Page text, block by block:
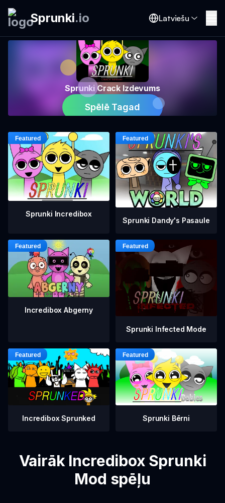
Sprunki.io Latviešu
Sprunki Crack Izdevums
Spēlē Tagad
Sprunki Incredibox
Sprunki Dandy's Pasaule
Incredibox Abgerny
Sprunki Infected Mode
Incredibox Sprunked Sprunki Bērni
Vairāk Incredibox Sprunki
Mod spēļu